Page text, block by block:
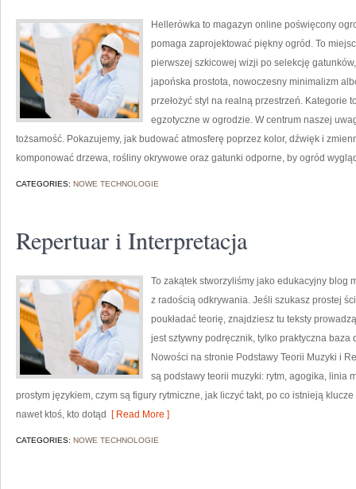
Hellerówka to magazyn online poświęcony
pomaga zaprojektować piękny ogród. To
pierwszej szkicowej wizji po selekcję
japońska prostota, nowoczesny minimalizm
przełożyć styl na realną przestrzeń. Kategorie
egzotyczne w ogrodzie. W centrum naszej
tożsamość. Pokazujemy, jak budować atmosferę poprzez kolor, dźwięk i
komponować drzewa, rośliny okrywowe oraz gatunki odporne, by ogród
CATEGORIES: NOWE TECHNOLOGIE
Repertuar i Interpretacja
To zakątek stworzyliśmy jako edukacyjny blog
z radością odkrywania. Jeśli szukasz prostej
poukładać teorię, znajdziesz tu teksty
jest sztywny podręcznik, tylko praktyczna
Nowości na stronie Podstawy Teorii Muzyki i
są podstawy teorii muzyki: rytm, agogika, linia
prostym językiem, czym są figury rytmiczne, jak liczyć takt, po co istnieją
nawet ktoś, kto dotąd
[ Read More ]
CATEGORIES: NOWE TECHNOLOGIE